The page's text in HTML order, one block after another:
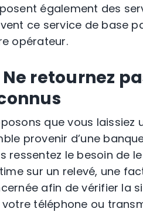
également des
ce service de base
opérateur.
retournez
que vous laissiez
provenir d’une
ressentez le besoin de le
sur un relevé, une
afin de vérifier la
téléphone ou